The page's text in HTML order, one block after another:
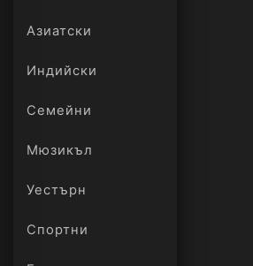
Азиатски
Индийски
Семейни
Мюзикъл
Уестърн
Спортни